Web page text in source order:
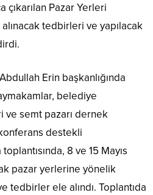
çıkarılan Pazar Yerleri
tedbirleri ve yapılacak
Erin başkanlığında
belediye
ve semt pazarı dernek
destekli
8 ve 15 Mayıs
pazar yerlerine yönelik
tedbirler ele alındı. Toplantıda